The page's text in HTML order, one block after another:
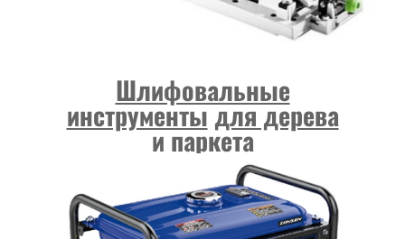
Шлифовальные
инструментыдля дерева
и паркета